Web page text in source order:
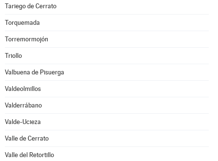
Tariego de Cerrato
Torquemada
Torremormojón
Triollo
Valbuena de Pisuerga
Valdeolmillos
Valderrábano
Valde-Ucieza
Valle de Cerrato
Valle del Retortillo